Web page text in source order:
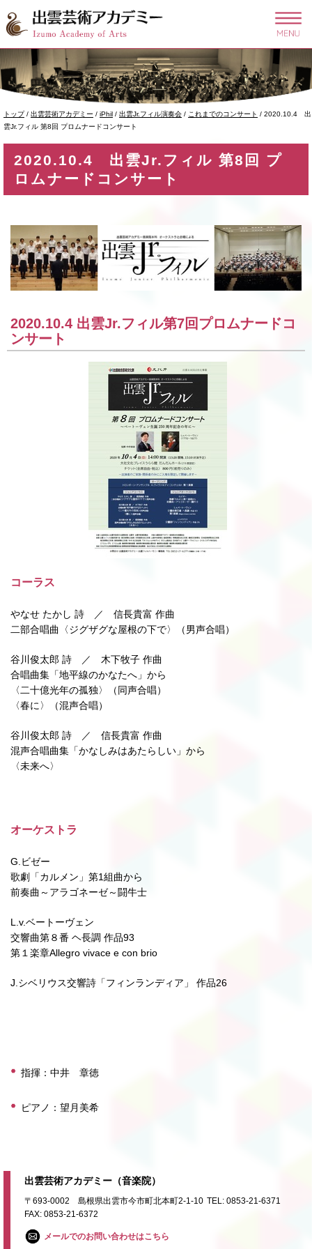
このページの本文へ
現
在
置：
トップ/ 出雲芸術アカデミー / iPhil / 出雲Jr.フィル演奏会 / これまでのコンサート / 2020.10.4 出
雲Jr.フィル 第8回 プロムナードコンサート
2020.10.4 出雲Jr.フィル 第8回 プ
ロムナードコンサート
2020.10.4 出雲Jr.フィル第7回プロムナードコ
ンサート
コーラス
やなせ たかし 詩 ／ 信長貴富 作曲
二部合唱曲〈ジグザグな屋根の下で〉（男声合唱）
谷川俊太郎 詩 ／ 木下牧子 作曲
合唱曲集「地平線のかなたへ」から
〈二十億光年の孤独〉（同声合唱）
〈春に〉（混声合唱）
谷川俊太郎 詩 ／ 信長貴富 作曲
混声合唱曲集「かなしみはあたらしい」から
〈未来へ〉
オーケストラ
G.ビゼー
歌劇「カルメン」第1組曲から
前奏曲～アラゴネーゼ～闘牛士
L.v.ベートーヴェン
交響曲第８番 ヘ長調 作品93
第１楽章Allegro vivace e con brio
J.シベリウス交響詩「フィンランディア」 作品26
指揮：中井 章徳
ピアノ：望月美希
出雲芸術アカデミー（音楽院）
〒693-0002 島根県出雲市今市町北本町2-1-10 TEL: 0853-21-6371
FAX: 0853-21-6372
メールでのお問い合わせはこちら